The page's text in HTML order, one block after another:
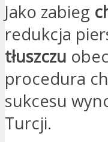
Jako zabieg
redukcja
tłuszczu
procedura
sukcesu
Turcji.